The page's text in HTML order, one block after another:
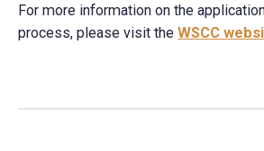
For more information on the
process, please visit theWSCC